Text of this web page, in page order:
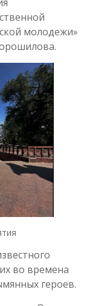
молодежи»
во времена
героев.